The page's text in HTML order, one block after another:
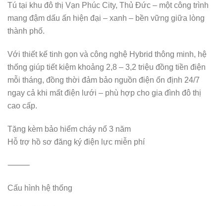
Tú tại khu đô thị Vạn Phúc City, Thủ Đức – một công trình
mang đậm dấu ấn hiện đại – xanh – bền vững giữa lòng
thành phố.
Với thiết kế tinh gọn và công nghệ Hybrid thông minh, hệ
thống giúp tiết kiệm khoảng 2,8 – 3,2 triệu đồng tiền điện
mỗi tháng, đồng thời đảm bảo nguồn điện ổn định 24/7
ngay cả khi mất điện lưới – phù hợp cho gia đình đô thị
cao cấp.
Tặng kèm bảo hiểm cháy nổ 3 năm
Hỗ trợ hồ sơ đăng ký điện lực miễn phí
⸻
Cấu hình hệ thống